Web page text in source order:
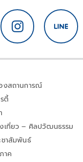
งสถานการณ์
ตี้
เที่ยว – ศิลปวัฒนธรรม
ชาสัมพันธ์
าค